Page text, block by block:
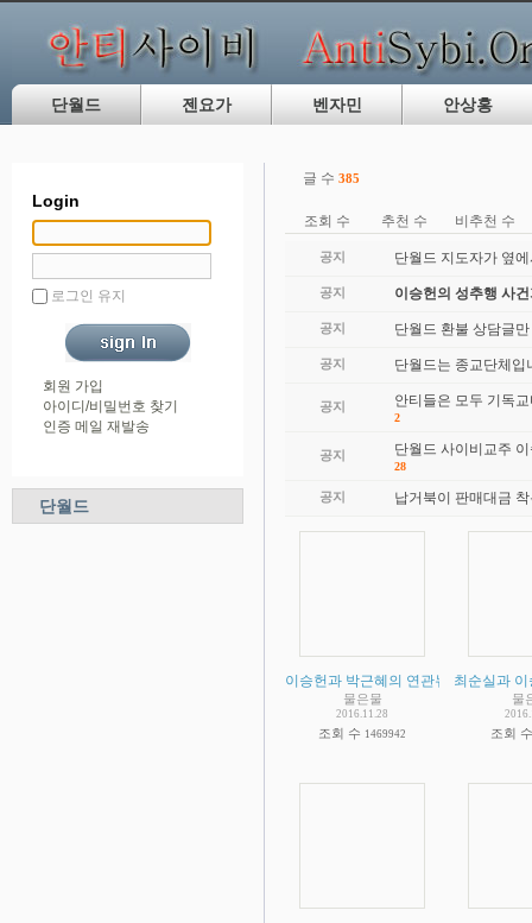
단월드 젠요가 벤자민 안상홍
Login
로그인 유지
회원 가입
아이디/비밀번호 찾기
인증 메일 재발송
단월드
글 수 385
조회 수 추천 수 비추천 수
공지 단월드 지도자가 옆
공지 이승헌의 성추행 사
공지 단월드 환불 상담글
공지 단월드는 종교단체입
공지 안티들은 모두 기독
2
공지 단월드 사이비교주
28
공지 납거북이 판매대금
이승헌과 박근혜의 연관뉴스가 스멀스
물은물
2016.11.28
조회 수 1469942
최순실과
물
조회